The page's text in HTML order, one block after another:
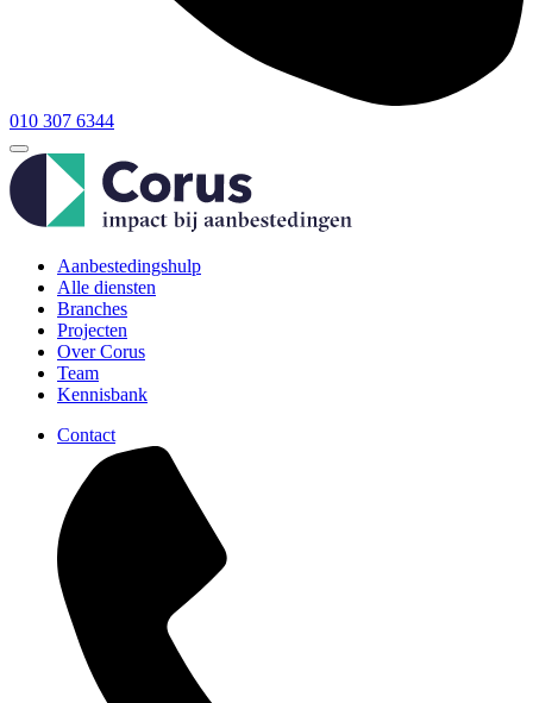
010 307 6344
Aanbestedingshulp
Alle diensten
Branches
Projecten
Over Corus
Team
Kennisbank
Contact